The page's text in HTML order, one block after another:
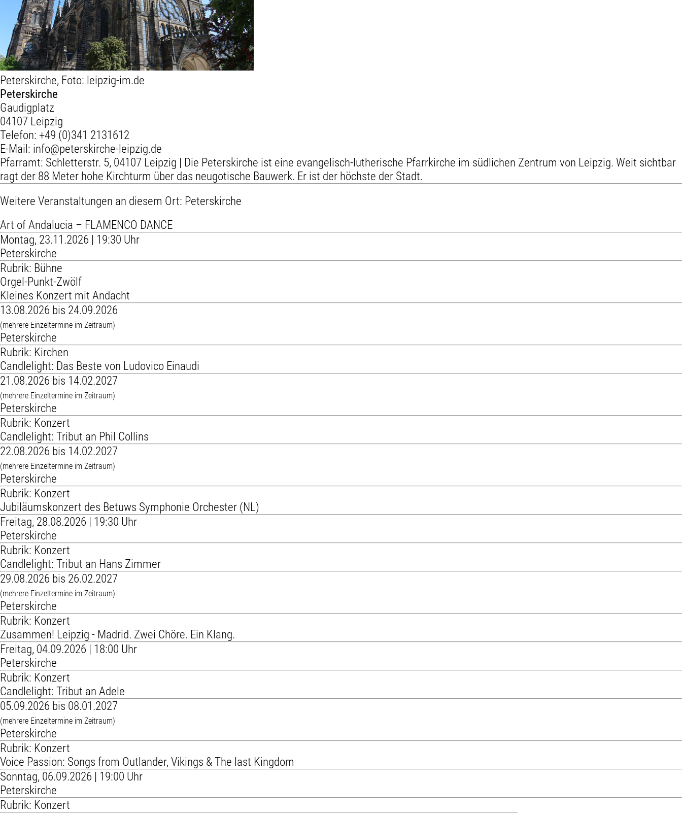
Peterskirche, Foto: leipzig-im.de
Peterskirche
Gaudigplatz
04107 Leipzig
Telefon: +49 (0)341 2131612
E-Mail: info@peterskirche-leipzig.de
Pfarramt: Schletterstr. 5, 04107 Leipzig | Die Peterskirche ist eine evangelisch-lutherische Pfarrkirche im südlichen Zentrum von Leipzig. Weit sichtbar
ragt der 88 Meter hohe Kirchturm über das neugotische Bauwerk. Er ist der höchste der Stadt.
Weitere Veranstaltungen an diesem Ort: Peterskirche
Art of Andalucia – FLAMENCO DANCE
Montag, 23.11.2026 | 19:30 Uhr
Peterskirche
Rubrik: Bühne
Orgel-Punkt-Zwölf
Kleines Konzert mit Andacht
13.08.2026 bis 24.09.2026
(mehrere Einzeltermine im Zeitraum)
Peterskirche
Rubrik: Kirchen
Candlelight: Das Beste von Ludovico Einaudi
21.08.2026 bis 14.02.2027
(mehrere Einzeltermine im Zeitraum)
Peterskirche
Rubrik: Konzert
Candlelight: Tribut an Phil Collins
22.08.2026 bis 14.02.2027
(mehrere Einzeltermine im Zeitraum)
Peterskirche
Rubrik: Konzert
Jubiläumskonzert des Betuws Symphonie Orchester (NL)
Freitag, 28.08.2026 | 19:30 Uhr
Peterskirche
Rubrik: Konzert
Candlelight: Tribut an Hans Zimmer
29.08.2026 bis 26.02.2027
(mehrere Einzeltermine im Zeitraum)
Peterskirche
Rubrik: Konzert
Zusammen! Leipzig - Madrid. Zwei Chöre. Ein Klang.
Freitag, 04.09.2026 | 18:00 Uhr
Peterskirche
Rubrik: Konzert
Candlelight: Tribut an Adele
05.09.2026 bis 08.01.2027
(mehrere Einzeltermine im Zeitraum)
Peterskirche
Rubrik: Konzert
Voice Passion: Songs from Outlander, Vikings & The last Kingdom
Sonntag, 06.09.2026 | 19:00 Uhr
Peterskirche
Rubrik: Konzert